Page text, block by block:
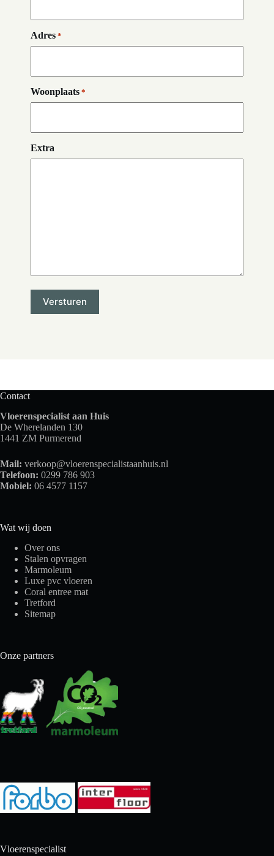
Adres *
Woonplaats *
Extra
Contact
Vloerenspecialist aan Huis
De Wherelanden 130
1441 ZM Purmerend
Mail: verkoop@vloerenspecialistaanhuis.nl
Telefoon: 0299 786 903
Mobiel: 06 4577 1157
Wat wij doen
Over ons
Stalen opvragen
Marmoleum
Luxe pvc vloeren
Coral entree mat
Tretford
Sitemap
Onze partners
Vloerenspecialist